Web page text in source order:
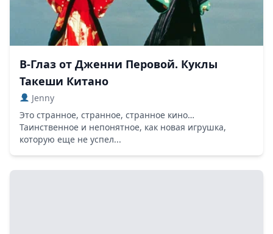
В-Глаз от Дженни Перовой. Куклы
Такеши Китано
Jenny
Это странное, странное, странное кино…
Таинственное и непонятное, как новая игрушка,
которую еще не успел...